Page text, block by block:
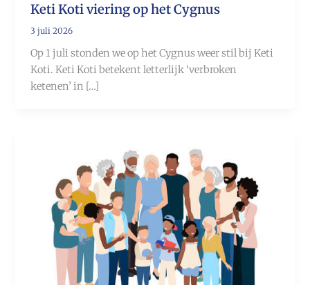
Keti Koti viering op het Cygnus
3 juli 2026
Op 1 juli stonden we op het Cygnus weer stil bij Keti
Koti. Keti Koti betekent letterlijk ‘verbroken
ketenen’ in […]